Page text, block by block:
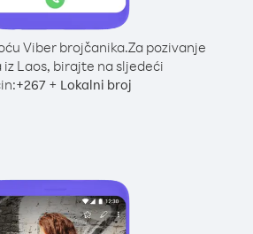
Viber brojčanika.Za pozivanje
iz Laos, birajte na sljedeći
+267 + Lokalni broj